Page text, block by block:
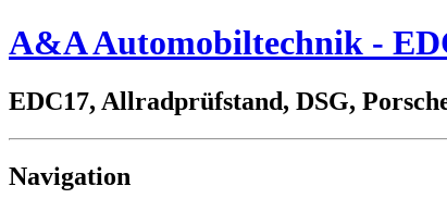
A&A Automobiltechnik -
EDC17, Allradprüfstand, DSG,
Navigation